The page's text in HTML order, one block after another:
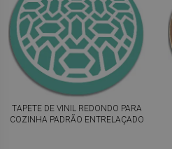
TAPETE DE VINIL REDONDO PARA
COZINHA PADRÃO ENTRELAÇADO